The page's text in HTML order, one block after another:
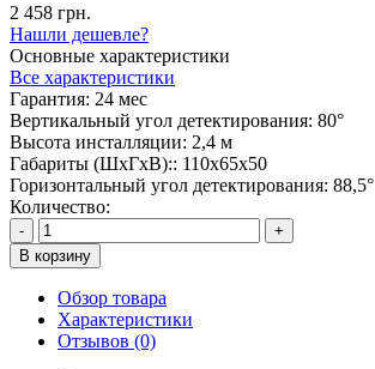
2 458 грн.
Нашли дешевле?
Основные характеристики
Все характеристики
Гарантия: 24 мес
Вертикальный угол детектирования: 80°
Высота инсталляции: 2,4 м
Габариты (ШхГхВ):: 110х65x50
Горизонтальный угол детектирования: 88,5°
Количество:
-
+
В корзину
Обзор товара
Характеристики
Отзывов (0)